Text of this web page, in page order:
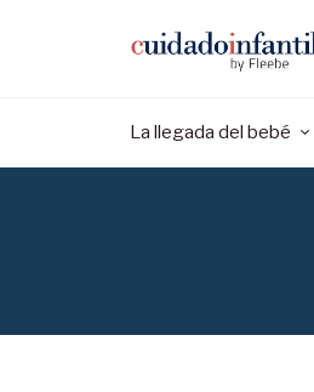
La llegada del bebé